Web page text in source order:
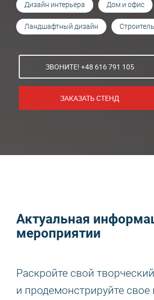
Дизайн интерьера Дом и офис
Ландшафтный дизайн
ЗВОНИТЕ! +48 616 791 105
ЗАКАЗАТЬ СТЕНД
Актуальная
мероприятии
Раскройте свой
и продемонстрируйте свое